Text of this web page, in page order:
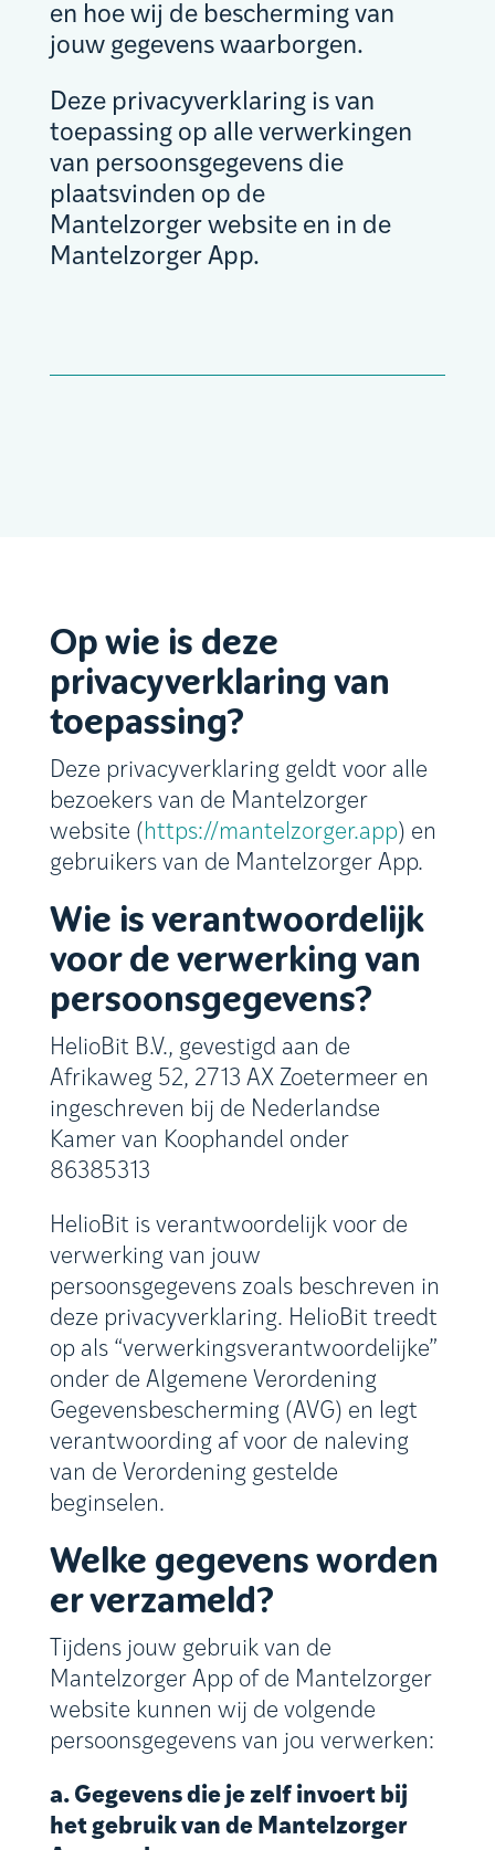
en hoe wij de bescherming van
jouw gegevens waarborgen.
Deze privacyverklaring is van
toepassing op alle verwerkingen
van persoonsgegevens die
plaatsvinden op de
Mantelzorger website en in de
Mantelzorger App.
Op wie is deze
privacyverklaring van
toepassing?
Deze privacyverklaring geldt voor alle
bezoekers van de Mantelzorger
website ( https://mantelzorger.app) en
gebruikers van de Mantelzorger App.
Wie is verantwoordelijk
voor de verwerking van
persoonsgegevens?
HelioBit B.V., gevestigd aan de
Afrikaweg 52, 2713 AX Zoetermeeren
ingeschreven bij de Nederlandse
Kamer van Koophandel onder
86385313
HelioBit is verantwoordelijk voor de
verwerking van jouw
persoonsgegevens zoals beschreven in
deze privacyverklaring. HelioBit treedt
op als “verwerkingsverantwoordelijke”
onder de Algemene Verordening
Gegevensbescherming (AVG) en legt
verantwoording af voor de naleving
van de Verordening gestelde
beginselen.
Welke gegevens worden
er verzameld?
Tijdens jouw gebruik van de
Mantelzorger App of de Mantelzorger
website kunnen wij de volgende
persoonsgegevens van jou verwerken:
a. Gegevens die je zelf invoert bij
het gebruik van de Mantelzorger